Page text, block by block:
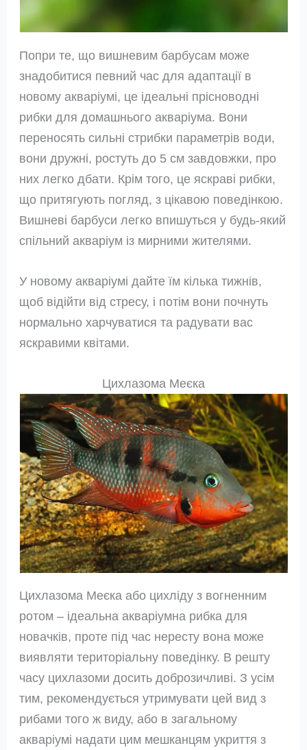
Попри те, що вишневим барбусам може
знадобитися певний час для адаптації в
новому акваріумі, це ідеальні прісноводні
рибки для домашнього акваріума. Вони
переносять сильні стрибки параметрів води,
вони дружні, ростуть до 5 см завдовжки, про
них легко дбати. Крім того, це яскраві рибки,
що притягують погляд, з цікавою поведінкою.
Вишневі барбуси легко впишуться у будь-який
спільний акваріум із мирними жителями.
У новому акваріумі дайте їм кілька тижнів,
щоб відійти від стресу, і потім вони почнуть
нормально харчуватися та радувати вас
яскравими квітами.
Цихлазома Меєка
Цихлазома Меєка або цихліду з вогненним
ротом – ідеальна акваріумна рибка для
новачків, проте під час нересту вона може
виявляти територіальну поведінку. В решту
часу цихлазоми досить доброзичливі. З усім
тим, рекомендується утримувати цей вид з
рибами того ж виду, або в загальному
акваріумі надати цим мешканцям укриття з